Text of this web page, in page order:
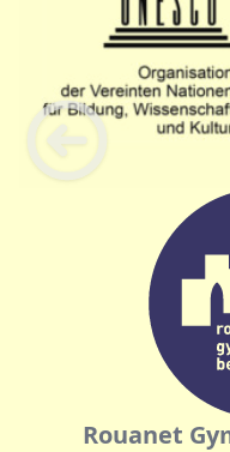
Rouanet